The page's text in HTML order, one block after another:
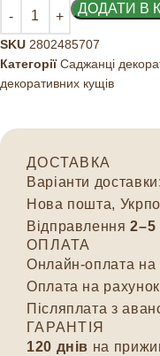
ДОДАТИ В
SKU 2802485707
Категорії Саджанці
декоративних кущів
ДОСТАВКА
Варіанти
Нова пошта,
Відправлення2–5
ОПЛАТА
Онлайн-оплата на
Оплата на
Післяплата з
ГАРАНТІЯ
120 днів на